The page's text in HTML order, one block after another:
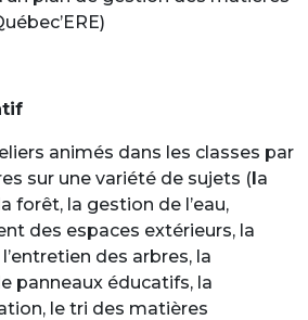
animés dans les classes par
sur une variété de sujets (la
forêt, la gestion de l’eau,
des espaces extérieurs, la
des arbres, la
panneaux éducatifs, la
le tri des matières